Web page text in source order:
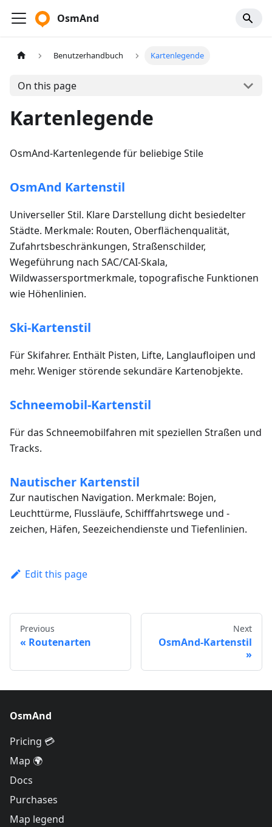
OsmAnd
Benutzerhandbuch Kartenlegende
On this page
Kartenlegende
OsmAnd-Kartenlegende für beliebige Stile
OsmAnd Kartenstil
Universeller Stil. Klare Darstellung dicht besiedelter
Städte. Merkmale: Routen, Oberflächenqualität,
Zufahrtsbeschränkungen, Straßenschilder,
Wegeführung nach SAC/CAI-Skala,
Wildwassersportmerkmale, topografische Funktionen
wie Höhenlinien.
Ski-Kartenstil
Für Skifahrer. Enthält Pisten, Lifte, Langlaufloipen und
mehr. Weniger störende sekundäre Kartenobjekte.
Schneemobil-Kartenstil
Für das Schneemobilfahren mit speziellen Straßen und
Tracks.
Nautischer Kartenstil
Zur nautischen Navigation. Merkmale: Bojen,
Leuchttürme, Flussläufe, Schifffahrtswege und -
zeichen, Häfen, Seezeichendienste und Tiefenlinien.
Edit this page
Previous
Routenarten
Next
OsmAnd-Kartenstil
OsmAnd
Pricing 💳
Map 🌍
Docs
Purchases
Map legend